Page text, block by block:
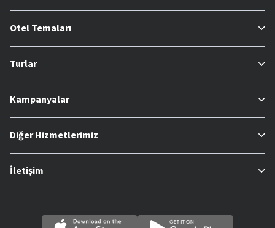
Otel Temaları
Turlar
Kampanyalar
Diğer Hizmetlerimiz
İletişim